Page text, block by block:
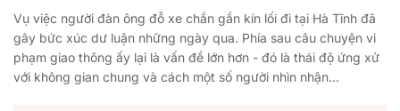
Vụ việc người đàn ông đỗ xe chắn gần kín lối đi tại Hà Tĩnh đã
gây bức xúc dư luận những ngày qua. Phía sau câu chuyện vi
phạm giao thông ấy lại là vấn đề lớn hơn - đó là thái độ ứng xử
với không gian chung và cách một số người nhìn nhận...